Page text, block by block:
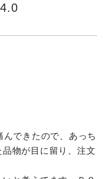
4.0
できたので、あっち
物が目に留り、注文